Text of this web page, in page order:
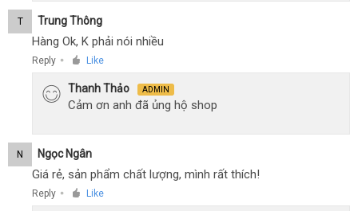
T Trung Thông
Hàng Ok, K phải nói nhiều
Reply ● Like
Thanh Thảo ADMIN
Cảm ơn anh đã ủng hộ shop
N Ngọc Ngân
Giá rẻ, sản phẩm chất lượng, mình rất thích!
Reply ● Like